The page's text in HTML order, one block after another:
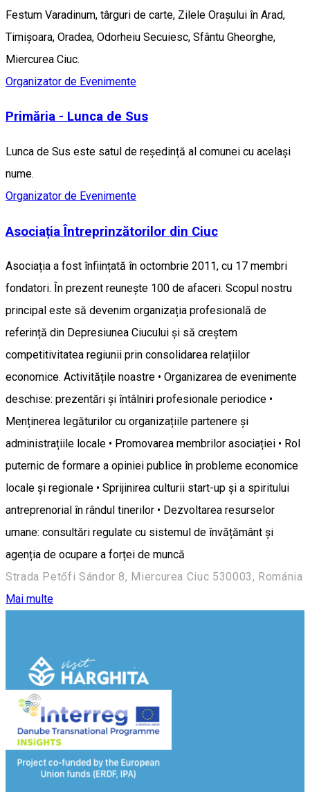
Festum Varadinum, târguri de carte, Zilele Orașului în Arad,
Timișoara, Oradea, Odorheiu Secuiesc, Sfântu Gheorghe,
Miercurea Ciuc.
Organizator de Evenimente
Primăria - Lunca de Sus
Lunca de Sus este satul de reședință al comunei cu același
nume.
Organizator de Evenimente
Asociația Întreprinzătorilor din Ciuc
Asociația a fost înființată în octombrie 2011, cu 17 membri
fondatori. În prezent reunește 100 de afaceri. Scopul nostru
principal este să devenim organizația profesională de
referință din Depresiunea Ciucului și să creștem
competitivitatea regiunii prin consolidarea relațiilor
economice. Activitățile noastre • Organizarea de evenimente
deschise: prezentări și întâlniri profesionale periodice •
Menținerea legăturilor cu organizațiile partenere și
administrațiile locale • Promovarea membrilor asociației • Rol
puternic de formare a opiniei publice în probleme economice
locale și regionale • Sprijinirea culturii start-up și a spiritului
antreprenorial în rândul tinerilor • Dezvoltarea resurselor
umane: consultări regulate cu sistemul de învățământ și
agenția de ocupare a forței de muncă
Strada Petőfi Sándor 8, Miercurea Ciuc 530003, Románia
Mai multe